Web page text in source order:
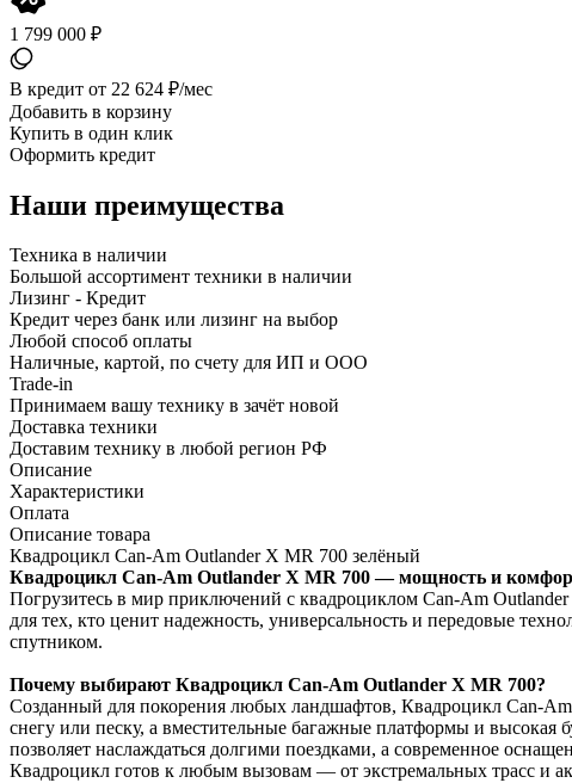
1 799 000 ₽
В кредит от 22 624 ₽/мес
Добавить в корзину
Купить в один клик
Оформить кредит
Наши преимущества
Техника в наличии
Большой ассортимент техники в наличии
Лизинг - Кредит
Кредит через банк или лизинг на выбор
Любой способ оплаты
Наличные, картой, по счету для ИП и ООО
Trade-in
Принимаем вашу технику в зачёт новой
Доставка техники
Доставим технику в любой регион РФ
Описание
Характеристики
Оплата
Описание товара
Квадроцикл Can-Am Outlander X MR 700 зелёный
Квадроцикл Can-Am Outlander X MR 700 — мощность и
Погрузитесь в мир приключений с квадроциклом Can-Am
для тех, кто ценит надежность, универсальность и передовые
спутником.
Почему выбирают Квадроцикл Can-Am Outlander X MR 700?
Созданный для покорения любых ландшафтов, Квадроцикл Can-
снегу или песку, а вместительные багажные платформы и
позволяет наслаждаться долгими поездками, а современное
Квадроцикл готов к любым вызовам — от экстремальных трасс и